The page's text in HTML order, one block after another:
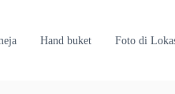
Hand buket Foto di